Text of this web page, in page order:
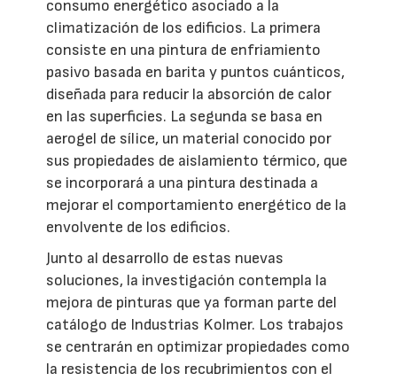
consumo energético asociado a la
climatización de los edificios. La primera
consiste en una pintura de enfriamiento
pasivo basada en barita y puntos cuánticos,
diseñada para reducir la absorción de calor
en las superficies. La segunda se basa en
aerogel de sílice, un material conocido por
sus propiedades de aislamiento térmico, que
se incorporará a una pintura destinada a
mejorar el comportamiento energético de la
envolvente de los edificios.
Junto al desarrollo de estas nuevas
soluciones, la investigación contempla la
mejora de pinturas que ya forman parte del
catálogo de Industrias Kolmer. Los trabajos
se centrarán en optimizar propiedades como
la resistencia de los recubrimientos con el